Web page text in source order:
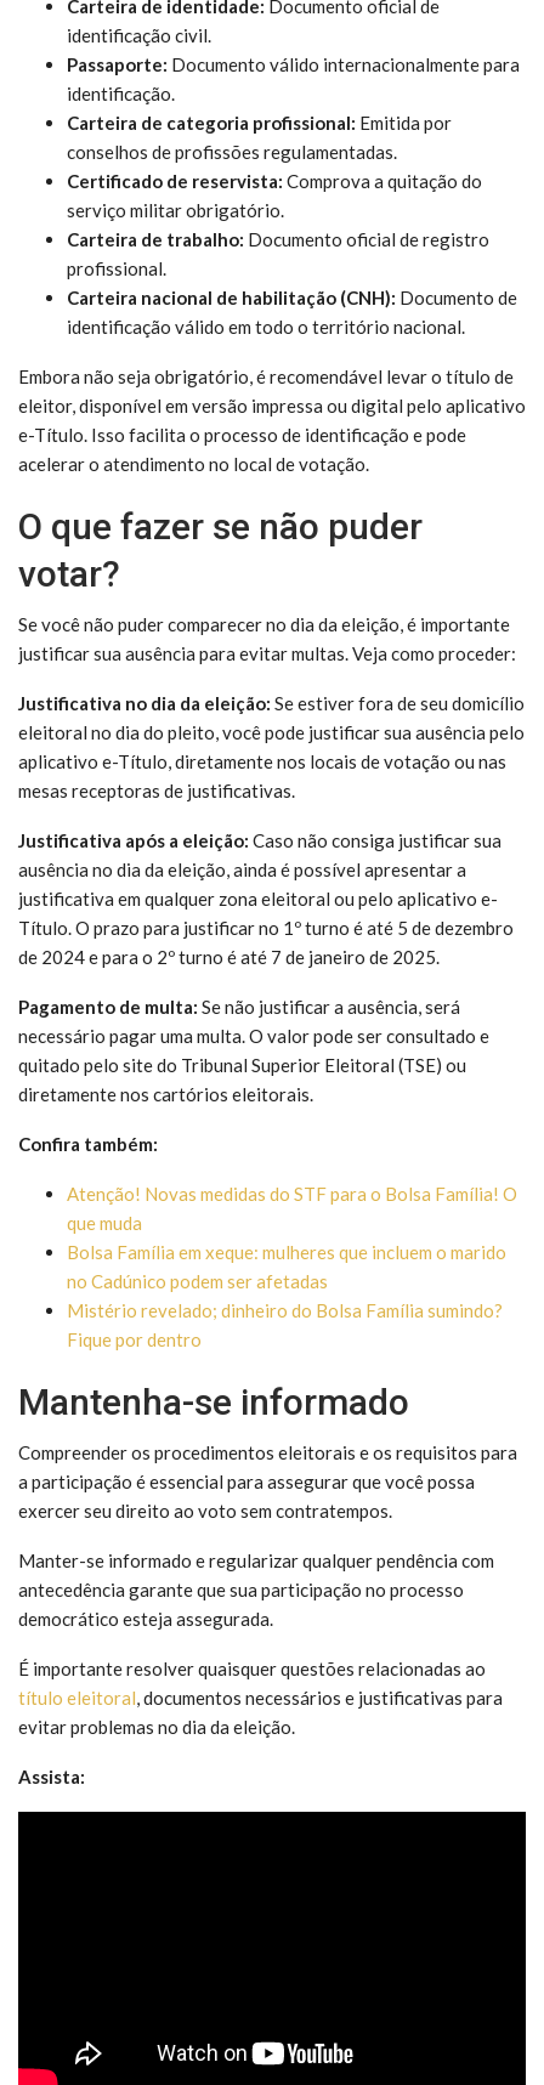
Carteira de identidade: Documento oficial de
identificação civil.
Passaporte: Documento válido internacionalmente para
identificação.
Carteira de categoria profissional: Emitida por
conselhos de profissões regulamentadas.
Certificado de reservista: Comprova a quitação do
serviço militar obrigatório.
Carteira de trabalho: Documento oficial de registro
profissional.
Carteira nacional de habilitação (CNH): Documento de
identificação válido em todo o território nacional.
Embora não seja obrigatório, é recomendável levar o título de
eleitor, disponível em versão impressa ou digital pelo aplicativo
e-Título. Isso facilita o processo de identificação e pode
acelerar o atendimento no local de votação.
O que fazer se não puder
votar?
Se você não puder comparecer no dia da eleição, é importante
justificar sua ausência para evitar multas. Veja como proceder:
Justificativa no dia da eleição: Se estiver fora de seu domicílio
eleitoral no dia do pleito, você pode justificar sua ausência pelo
aplicativo e-Título, diretamente nos locais de votação ou nas
mesas receptoras de justificativas.
Justificativa após a eleição: Caso não consiga justificar sua
ausência no dia da eleição, ainda é possível apresentar a
justificativa em qualquer zona eleitoral ou pelo aplicativo e-
Título. O prazo para justificar no 1º turno é até 5 de dezembro
de 2024 e para o 2º turno é até 7 de janeiro de 2025.
Pagamento de multa: Se não justificar a ausência, será
necessário pagar uma multa. O valor pode ser consultado e
quitado pelo site do Tribunal Superior Eleitoral (TSE) ou
diretamente nos cartórios eleitorais.
Confira também:
Atenção! Novas medidas do STF para o Bolsa Família! O
que muda
Bolsa Família em xeque: mulheres que incluem o marido
no Cadúnico podem ser afetadas
Mistério revelado; dinheiro do Bolsa Família sumindo?
Fique por dentro
Mantenha-se informado
Compreender os procedimentos eleitorais e os requisitos para
a participação é essencial para assegurar que você possa
exercer seu direito ao voto sem contratempos.
Manter-se informado e regularizar qualquer pendência com
antecedência garante que sua participação no processo
democrático esteja assegurada.
É importante resolver quaisquer questões relacionadas ao
título eleitoral, documentos necessários e justificativas para
evitar problemas no dia da eleição.
Assista: